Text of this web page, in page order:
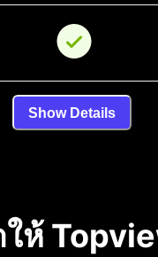
Show Details
ให้